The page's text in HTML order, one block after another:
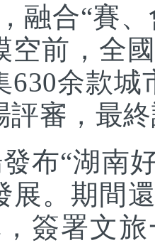
融合“賽
空前，全
630余款
評審，最
“湖南好
展。期間
簽署文